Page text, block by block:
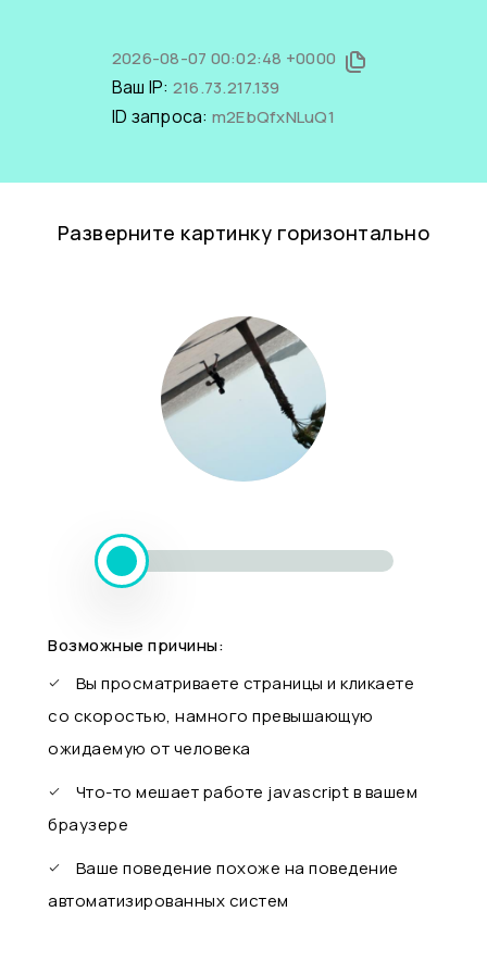
2026-08-07 00:02:48 +0000
Ваш IP: 216.73.217.139
ID запроса: m2EbQfxNLuQ1
Разверните картинку горизонтально
Возможные причины:
Вы просматриваете страницы и кликаете
со скоростью, намного превышающую
ожидаемую от человека
Что-то мешает работе javascript в вашем
браузере
Ваше поведение похоже на поведение
автоматизированных систем